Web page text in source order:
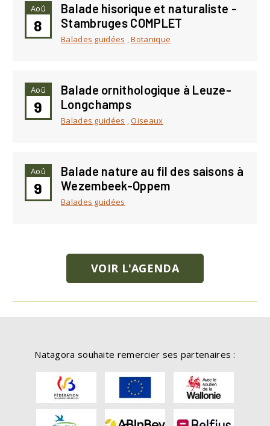
Aoû
8
Balade hisorique et naturaliste -
Stambruges COMPLET
Balades guidées ,Botanique
Aoû
9
Balade ornithologique à Leuze-
Longchamps
Balades guidées ,Oiseaux
Aoû
9
Balade nature au fil des saisons à
Wezembeek-Oppem
Balades guidées
VOIR L'AGENDA
Natagora souhaite remercier ses partenaires :